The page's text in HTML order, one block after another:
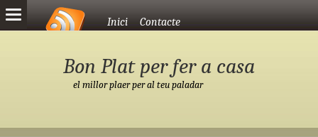
Vés al contingutInici Contacte
Bon Plat per fer a casa
el millor plaer per al teu paladar